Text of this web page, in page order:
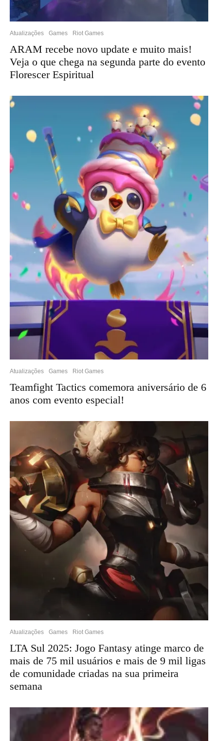
Atualizações Games Riot Games
ARAM recebe novo update e muito mais!
Veja o que chega na segunda parte do evento
Florescer Espiritual
Atualizações Games Riot Games
Teamfight Tactics comemora aniversário de 6
anos com evento especial!
Atualizações Games Riot Games
LTA Sul 2025: Jogo Fantasy atinge marco de
mais de 75 mil usuários e mais de 9 mil ligas
de comunidade criadas na sua primeira
semana